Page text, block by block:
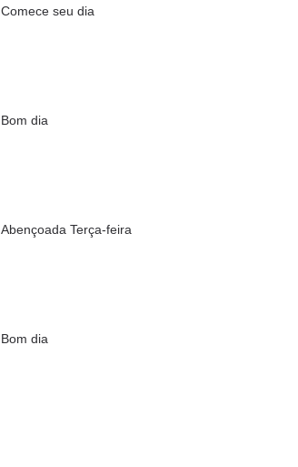
Comece seu dia
Bom dia
Abençoada Terça-feira
Bom dia